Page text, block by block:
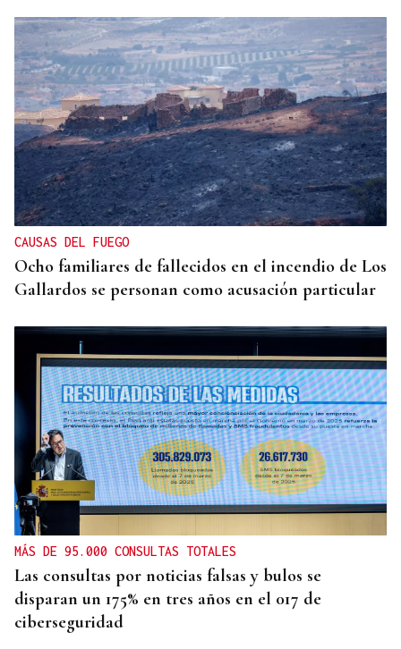
CAUSAS DEL FUEGO
Ocho familiares de fallecidos en el incendio de Los
Gallardos se personan como acusación particular
MÁS DE 95.000 CONSULTAS TOTALES
Las consultas por noticias falsas y bulos se
disparan un 175% en tres años en el 017 de
ciberseguridad